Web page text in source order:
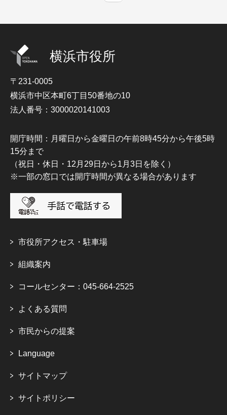
横浜市役所
〒231-0005
横浜市中区本町6丁目50番地の10
法人番号：3000020141003
開庁時間：月曜日から金曜日の午前8時45分から午後5時
15分まで
（祝日・休日・12月29日から1月3日を除く）
※一部の窓口では開庁時間が異なる場合があります
市役所アクセス・駐車場
組織案内
コールセンター：045-664-2525
よくある質問
市民からの提案
Language
サイトマップ
サイトポリシー